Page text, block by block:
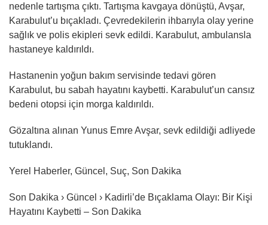
nedenle tartışma çıktı. Tartışma kavgaya dönüştü, Avşar,
Karabulut’u bıçakladı. Çevredekilerin ihbarıyla olay yerine
sağlık ve polis ekipleri sevk edildi. Karabulut, ambulansla
hastaneye kaldırıldı.
Hastanenin yoğun bakım servisinde tedavi gören
Karabulut, bu sabah hayatını kaybetti. Karabulut’un cansız
bedeni otopsi için morga kaldırıldı.
Gözaltına alınan Yunus Emre Avşar, sevk edildiği adliyede
tutuklandı.
Yerel Haberler, Güncel, Suç, Son Dakika
Son Dakika › Güncel › Kadirli’de Bıçaklama Olayı: Bir Kişi
Hayatını Kaybetti – Son Dakika